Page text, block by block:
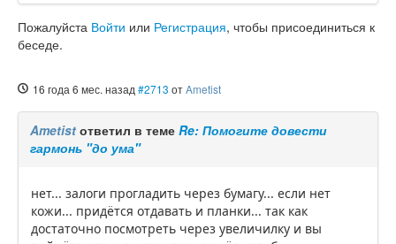
Пожалуйста Войти или Регистрация, чтобы присоединиться к
беседе.
16 года 6 мес. назад #2713 отAmetist
Ametist ответил в теме Re: Помогите довести
гармонь "до ума"
нет... залоги прогладить через бумагу... если нет
кожи... придётся отдавать и планки... так как
достаточно посмотреть через увеличилку и вы